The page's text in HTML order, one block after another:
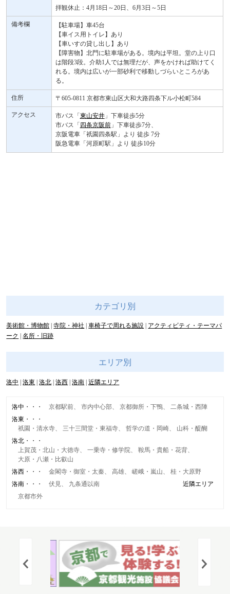
拝観休止：4月18日～20日、6月3日～5日
備考欄
【駐車場】車45台
【車イス用トイレ】あり
【車いすの貸し出し】あり
【障害物】北門に駐車場がある。境内は平坦。堂の上り口
は階段3段。介助1人では無理だが、声をかければ助けてく
れる。境内は広いが一部砂利で移動しづらいところがあ
る。
住所 〒605-0811 京都市東山区大和大路四条下ル小松町584
アクセス 市バス「東山安井」下車徒歩5分
市バス「四条京阪前」下車徒歩7分、
京阪電車「祇園四条駅」より 徒歩 7分
阪急電車「河原町駅」より 徒歩10分
カテゴリ別
美術館・博物館 寺院・神社 車椅子で周れる施設
アクティビティ・テーマパ
ーク
名所・旧跡
エリア別
洛中 洛東 洛北 洛西 洛南 近隣エリア
洛中 京都駅前 市内中心部 京都御所・下鴨
二条城・西陣
洛東
祇園・清水寺
三十三間堂・東福寺 哲学の道・岡崎
山科・醍醐
洛北
上賀茂・北山・大徳寺
一乗寺・修学院
鞍馬・貴船・花背
大原・八瀬・比叡山
洛西
金閣寺・御室・太秦 高雄 嵯峨・嵐山
桂・大原野
洛南
伏見 九条通以南
近隣エリア
京都市外